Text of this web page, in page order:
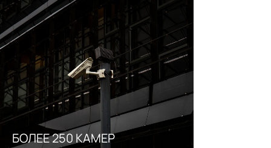
БОЛЕЕ 250 КАМЕР
все квартиры c видом на
достопримечательности